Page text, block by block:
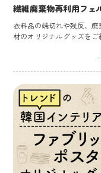
繊維廃棄物再利用フェ
衣料品の端切れや残反、
材のオリジナルグッズをご